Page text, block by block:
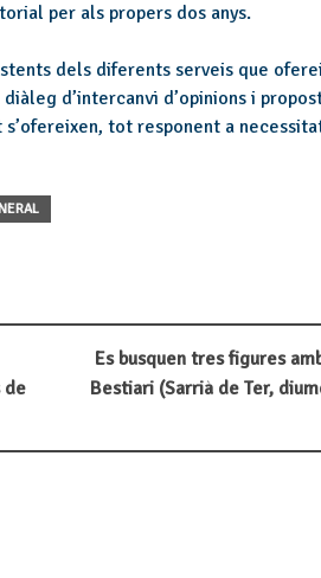
per als propers dos anys.
dels diferents serveis que
d’intercanvi d’opinions i
tot responent a
de
Es busquen tres figures
Bestiari (Sarrià de Ter,